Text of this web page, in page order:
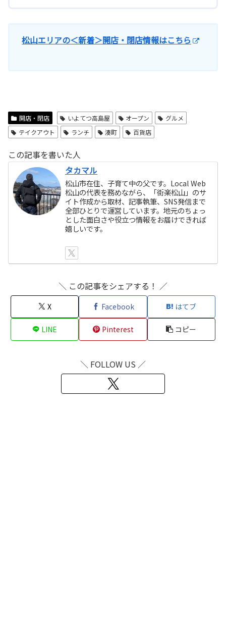
松山エリアの＜新着＞開店・閉店情報はこちら
開店・閉店 いよてつ高島屋 オープン
グルメ
テイクアウト
ランチ 湊町 百貨店
この記事を書いた人
タカマル
松山市在住、子育て中の父です。Local Web
松山の代表を務めながら、「街楽松山」のサ
イト作成から取材、記事執筆、SNS発信まで
全部ひとりで運営しています。地元のちょっ
とした面白さや役立つ情報をお届けできれば
嬉しいです。
＼ この記事をシェアする！ ／
X Facebook はてブ
LINE Pinterest コピー
＼ FOLLOW US ／